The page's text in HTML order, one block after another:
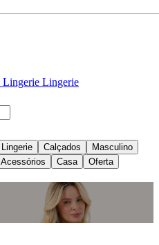
Lingerie Lingerie
Lingerie Calçados
Masculino
Acessórios Casa Oferta